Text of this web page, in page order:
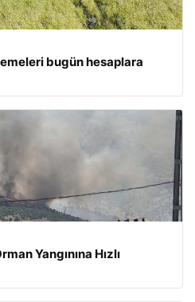
bugün hesaplara
Yangınına Hızlı